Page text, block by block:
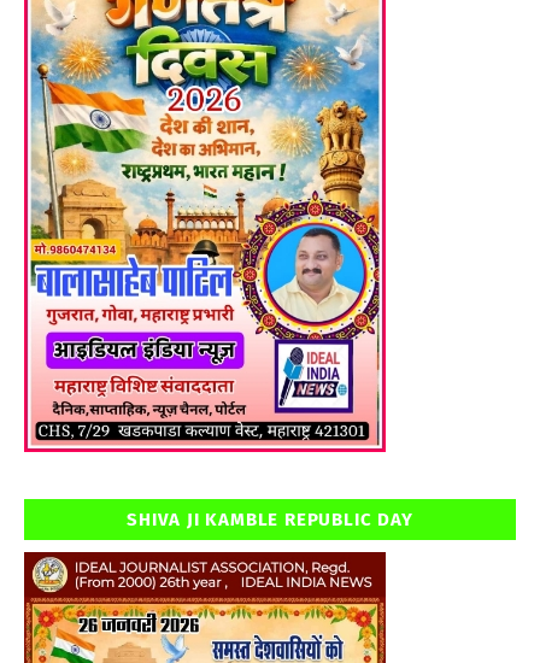
SHIVA JI KAMBLE REPUBLIC DAY